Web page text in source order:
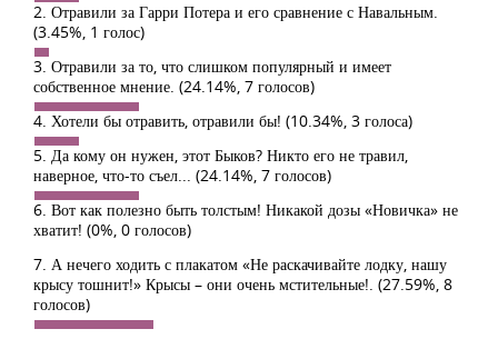
2. Отравили за Гарри Потера и его сравнение с Навальным.
(3.45%, 1 голос)
3. Отравили за то, что слишком популярный и имеет
собственное мнение. (24.14%, 7 голосов)
4. Хотели бы отравить, отравили бы! (10.34%, 3 голоса)
5. Да кому он нужен, этот Быков? Никто его не травил,
наверное, что-то съел... (24.14%, 7 голосов)
6. Вот как полезно быть толстым! Никакой дозы «Новичка» не
хватит! (0%, 0 голосов)
7. А нечего ходить с плакатом «Не раскачивайте лодку, нашу
крысу тошнит!» Крысы – они очень мстительные!. (27.59%, 8
голосов)